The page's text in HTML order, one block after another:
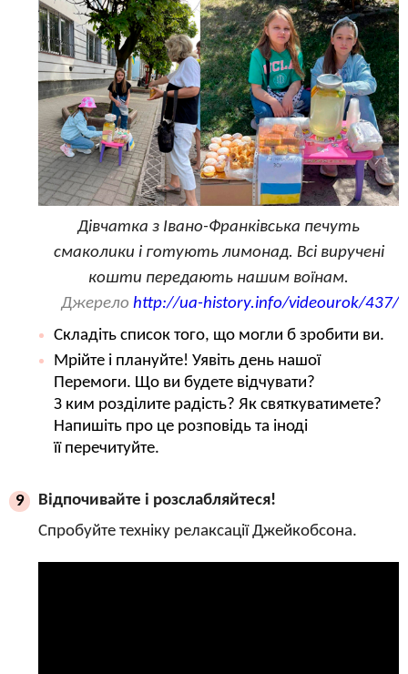
Дівчатка з Івано-Франківська печуть
смаколики і готують лимонад. Всі виручені
кошти передають нашим воїнам.
Джерело http://ua-history.info/videourok/437/
Складіть список того, що могли б зробити ви.
Мрійте і плануйте! Уявіть день нашої
Перемоги. Що ви будете відчувати?
З ким розділите радість? Як святкуватимете?
Напишіть про це розповідь та іноді
її перечитуйте.
9
Відпочивайте і розслабляйтеся!
Спробуйте техніку релаксації Джейкобсона.